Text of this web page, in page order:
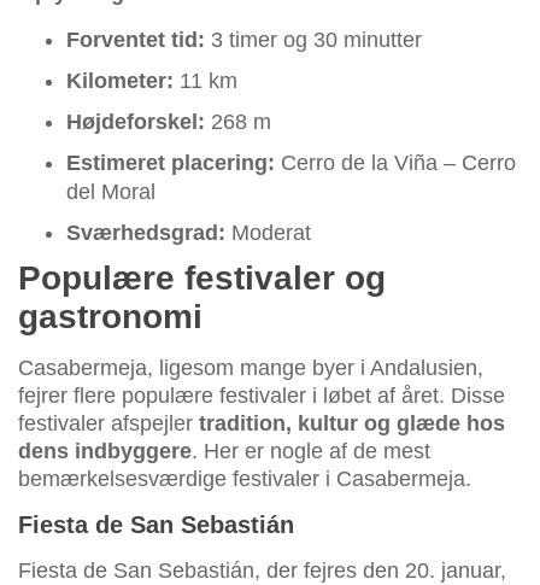
Forventet tid: 3 timer og 30 minutter
Kilometer: 11 km
Højdeforskel: 268 m
Estimeret placering: Cerro de la Viña – Cerro
del Moral
Sværhedsgrad: Moderat
Populære festivaler og
gastronomi
Casabermeja, ligesom mange byer i Andalusien,
fejrer flere populære festivaler i løbet af året. Disse
festivaler afspejler tradition, kultur og glæde hos
dens indbyggere. Her er nogle af de mest
bemærkelsesværdige festivaler i Casabermeja.
Fiesta de San Sebastián
Fiesta de San Sebastián, der fejres den 20. januar,